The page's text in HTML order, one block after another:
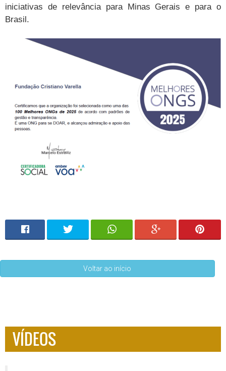
iniciativas de relevância para Minas Gerais e para o
Brasil.
Voltar ao início
VÍDEOS